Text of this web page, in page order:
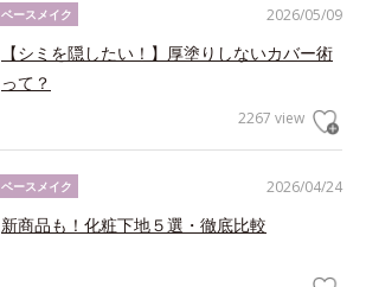
2026/05/09
ベースメイク
【シミを隠したい！】厚塗りしないカバー術
って？
2267 view
2026/04/24
ベースメイク
新商品も！化粧下地５選・徹底比較